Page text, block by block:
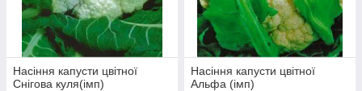
Насіння капусти цвітної
Снігова куля(імп)
Насіння капусти цвітної
Альфа (імп)